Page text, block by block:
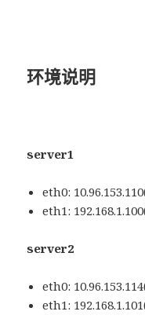
环境说明
server1
eth0:
eth1:
server2
eth0:
eth1: